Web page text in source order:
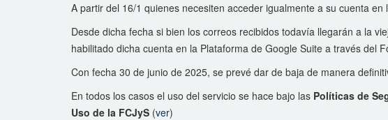
A partir del 16/1 quienes necesiten acceder igualmente a su cuenta
Desde dicha fecha si bien los correos recibidos todavía llegarán a la
habilitado dicha cuenta en la Plataforma de Google Suite a través del
Con fecha 30 de junio de 2025, se prevé dar de baja de manera
En todos los casos el uso del servicio se hace bajo las Políticas de
Uso de la FCJyS (ver)